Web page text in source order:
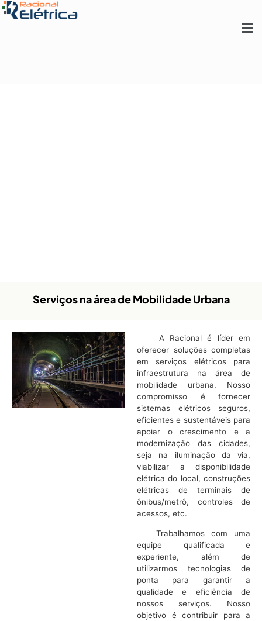
Serviços na área de Mobilidade Urbana
A Racional é líder em
oferecer soluções completas
em serviços elétricos para
infraestrutura na área de
mobilidade urbana. Nosso
compromisso é fornecer
sistemas elétricos seguros,
eficientes e sustentáveis para
apoiar o crescimento e a
modernização das cidades,
seja na iluminação da via,
viabilizar a disponibilidade
elétrica do local, construções
elétricas de terminais de
ônibus/metrô, controles de
acessos, etc.
Trabalhamos com uma
equipe qualificada e
experiente, além de
utilizarmos tecnologias de
ponta para garantir a
qualidade e eficiência de
nossos serviços. Nosso
objetivo é contribuir para a